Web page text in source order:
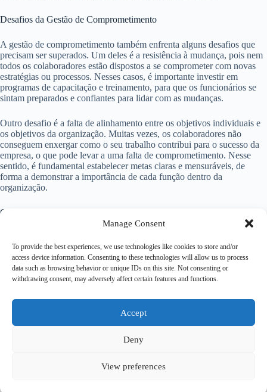
Manage Consent
To provide the best experiences, we use technologies like cookies to store and/or
access device information. Consenting to these technologies will allow us to process
data such as browsing behavior or unique IDs on this site. Not consenting or
withdrawing consent, may adversely affect certain features and functions.
Accept
Deny
View preferences
Desafios da Gestão de Comprometimento
A gestão de comprometimento também enfrenta alguns desafios que
precisam ser superados. Um deles é a resistência à mudança, pois nem
todos os colaboradores estão dispostos a se comprometer com novas
estratégias ou processos. Nesses casos, é importante investir em
programas de capacitação e treinamento, para que os funcionários se
sintam preparados e confiantes para lidar com as mudanças.
Outro desafio é a falta de alinhamento entre os objetivos individuais e
os objetivos da organização. Muitas vezes, os colaboradores não
conseguem enxergar como o seu trabalho contribui para o sucesso da
empresa, o que pode levar a uma falta de comprometimento. Nesse
sentido, é fundamental estabelecer metas claras e mensuráveis, de
forma a demonstrar a importância de cada função dentro da
organização.
Conclusão
estratégica que busca envolver e engajar os colaboradores de uma
organização. Ela é fundamental para o sucesso da empresa, pois
colaboradores engajados tendem a ser mais produtivos, criativos e
inovadores. Além disso, a gestão de comprometimento traz uma série
fortalecimento da cultura organizacional. No entanto, é importante
estar ciente dos desafios envolvidos e adotar práticas efetivas para
promover o comprometimento dos funcionários.
Web